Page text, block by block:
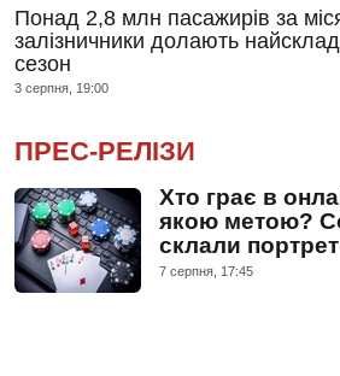
Понад 2,8 млн пасажирів за
залізничники долають
сезон
3 серпня, 19:00
ПРЕС-РЕЛІЗИ
Хто грає в
якою метою?
склали портрет
7 серпня, 17:45